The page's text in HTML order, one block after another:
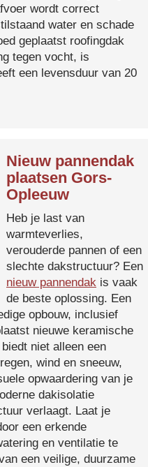
wordt correct
water en schade
geplaatst roofingdak
tegen vocht, is
een levensduur van 20
Nieuw pannendak
plaatsen Gors-
Opleeuw
Heb je last van
warmteverlies,
verouderde pannen of een
slechte dakstructuur? Een
nieuw pannendak is vaak
de beste oplossing. Een
opbouw, inclusief
nieuwe keramische
niet alleen een
wind en sneeuw,
opwaardering van je
dakisolatie
verlaagt. Laat je
een erkende
en ventilatie te
een veilige, duurzame